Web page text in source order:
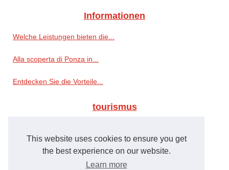
This website uses cookies to ensure you get
the best experience on our website.
Learn more
Informationen
Welche Leistungen bieten die...
Alla scoperta di Ponza in...
Entdecken Sie die Vorteile...
tourismus
Die schönsten campingplätze...